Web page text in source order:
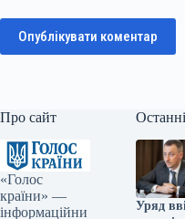
Опублікувати коментар
Про сайт
«Голос
країни» —
інформаційни
Уряд